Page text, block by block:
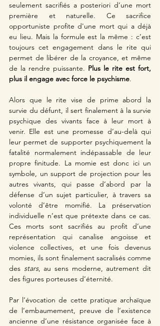
seulement sacrifiés a posteriori d’une mort
première et naturelle. Ce sacrifice
opportuniste profite d'une mort qui a déjà
eu lieu. Mais la formule est la même : c’est
toujours cet engagement dans le rite qui
permet de libérer de la croyance, et même
de la rendre puissante. Plus le rite est fort,
plus il engage avec force le psychisme.
Alors que le rite vise de prime abord la
survie du défunt, il sert finalement à la survie
psychique des vivants face à leur mort à
venir. Elle est une promesse d’au-delà qui
leur permet de supporter psychiquement la
fatalité normalement indépassable de leur
propre finitude. La momie est donc ici un
symbole, un support de projection pour les
autres vivants, qui passe d’abord par la
défense d’un sujet particulier, à travers sa
volonté d’être momifié. La préservation
individuelle n’est que prétexte dans ce cas.
Ces morts sont sacrifiés au profit d’une
représentation qui canalise angoisse et
violence collectives, et une fois devenus
momies, ils sont finalement sacralisés comme
des stars, au sens moderne, autrement dit
des figures porteuses d’éternité.
Par l’évocation de cette pratique archaïque
de l’embaumement, preuve de l’existence
ancienne d’une résistance organisée face à